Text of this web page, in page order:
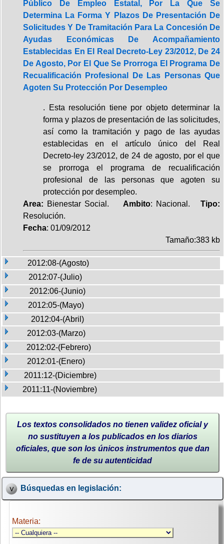
Público De Empleo Estatal, Por La Que Se
Determina La Forma Y Plazos De Presentación De
Solicitudes Y De Tramitación Para La Concesión De
Ayudas Económicas De Acompañamiento
Establecidas En El Real Decreto-Ley 23/2012, De 24
De Agosto, Por El Que Se Prorroga El Programa De
Recualificación Profesional De Las Personas Que
Agoten Su Protección Por Desempleo
. Esta resolución tiene por objeto determinar la
forma y plazos de presentación de las solicitudes,
así como la tramitación y pago de las ayudas
establecidas en el artículo único del Real
Decreto-ley 23/2012, de 24 de agosto, por el que
se prorroga el programa de recualificación
profesional de las personas que agoten su
protección por desempleo.
Area: Bienestar Social. Ambito: Nacional. Tipo:
Resolución.
Fecha: 01/09/2012
Tamaño:383 kb
2012:08-(Agosto)
2012:07-(Julio)
2012:06-(Junio)
2012:05-(Mayo)
2012:04-(Abril)
2012:03-(Marzo)
2012:02-(Febrero)
2012:01-(Enero)
2011:12-(Diciembre)
2011:11-(Noviembre)
Los textos consolidados no tienen validez oficial y
no sustituyen a los publicados en los diarios
oficiales, que son los únicos instrumentos que dan
fe de su autenticidad
Búsquedas en legislación:
Materia: